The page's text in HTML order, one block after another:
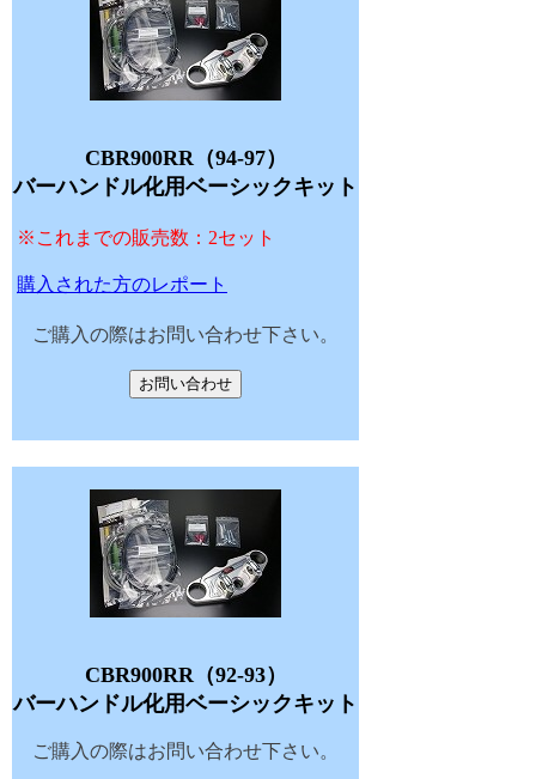
CBR900RR（94-97）
バーハンドル化用ベーシックキット
※これまでの販売数：2セット
購入された方のレポート
ご購入の際はお問い合わせ下さい。
CBR900RR（92-93）
バーハンドル化用ベーシックキット
ご購入の際はお問い合わせ下さい。